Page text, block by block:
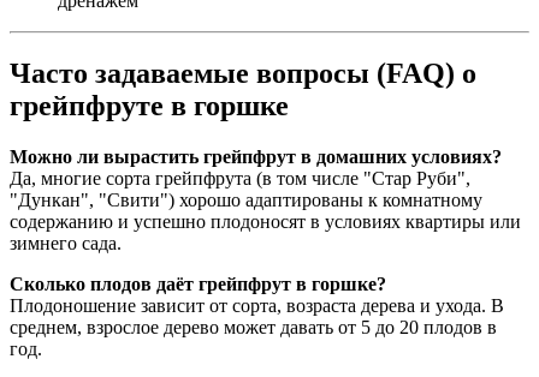
Часто задаваемые вопросы (FAQ) о
грейпфруте в горшке
Можно ли вырастить грейпфрут в домашних условиях?
Да, многие сорта грейпфрута (в том числе "Стар Руби",
"Дункан", "Свити") хорошо адаптированы к комнатному
содержанию и успешно плодоносят в условиях квартиры или
зимнего сада.
Сколько плодов даёт грейпфрут в горшке?
Плодоношение зависит от сорта, возраста дерева и ухода. В
среднем, взрослое дерево может давать от 5 до 20 плодов в
год.